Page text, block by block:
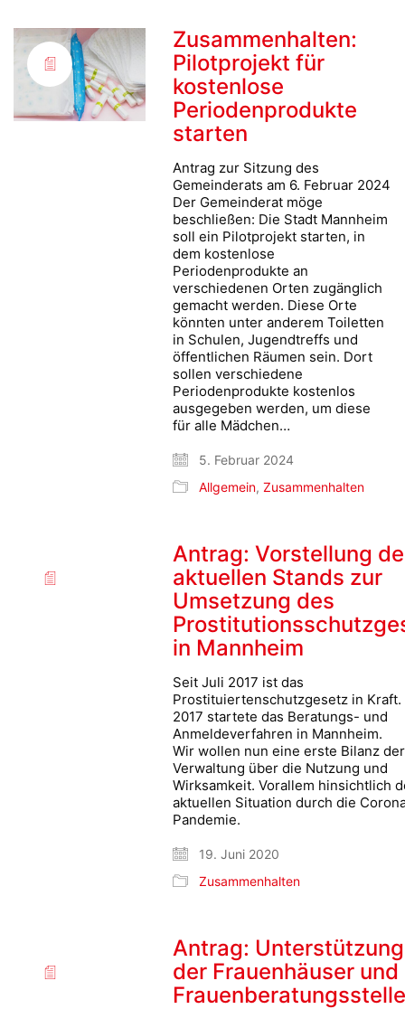
Zusammenhalten:
Pilotprojekt für
kostenlose
Periodenprodukte
starten
Antrag zur Sitzung des
Gemeinderats am 6. Februar 2024
Der Gemeinderat möge
beschließen: Die Stadt Mannheim
soll ein Pilotprojekt starten, in
dem kostenlose
Periodenprodukte an
verschiedenen Orten zugänglich
gemacht werden. Diese Orte
könnten unter anderem Toiletten
in Schulen, Jugendtreffs und
öffentlichen Räumen sein. Dort
sollen verschiedene
Periodenprodukte kostenlos
ausgegeben werden, um diese
für alle Mädchen…
5. Februar 2024
Allgemein,Zusammenhalten
Antrag: Vorstellung
aktuellen Stands zur
Umsetzung des
in Mannheim
Seit Juli 2017 ist das
Prostituiertenschutzgesetz in Kraft.
2017 startete das Beratungs- und
Anmeldeverfahren in Mannheim.
Wir wollen nun eine erste Bilanz der
Verwaltung über die Nutzung und
Wirksamkeit. Vorallem hinsichtlich
aktuellen Situation durch die
Pandemie.
19. Juni 2020
Zusammenhalten
Antrag: Unterstützung
der Frauenhäuser und